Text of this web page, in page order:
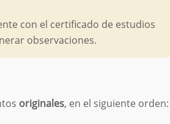
con el certificado de estudios
observaciones.
originales, en el siguiente orden: